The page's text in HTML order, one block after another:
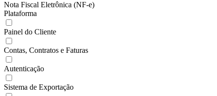
Nota Fiscal Eletrônica (NF-e)
Plataforma
Painel do Cliente
Contas, Contratos e Faturas
Autenticação
Sistema de Exportação